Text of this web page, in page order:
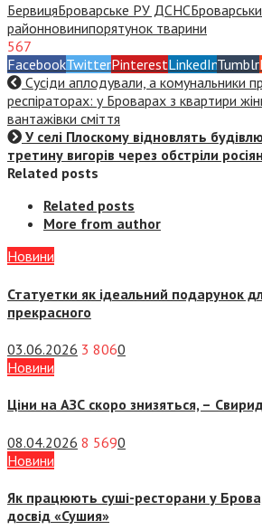
БервицяБроварське РУ ДСНС
районновинипорятунок тварини
567
FacebookTwitterPinterestLinkedInTumblr
Сусіди аплодували, а комунальники
респіраторах: у Броварах з квартири
вантажівки сміття
У селі Плоскому відновлять
третину вигорів через обстріли росіян
Related posts
Related posts
More from author
Новини
Статуетки як ідеальний подарунок
прекрасного
03.06.2026 3 8060
Новини
Ціни на АЗС скоро знизяться, –
08.04.2026 8 5690
Новини
Як працюють суші-ресторани у
досвід «Сушия»